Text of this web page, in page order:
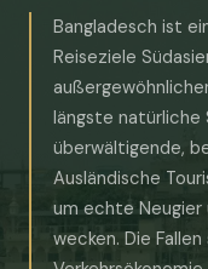
Bangladesch ist
Reiseziele
längste natürliche
überwältigende,
Ausländische
um echte Neugier
wecken. Die